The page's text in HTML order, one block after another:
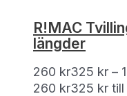
R!MAC
längder
260 kr325 kr –
260 kr325 kr till